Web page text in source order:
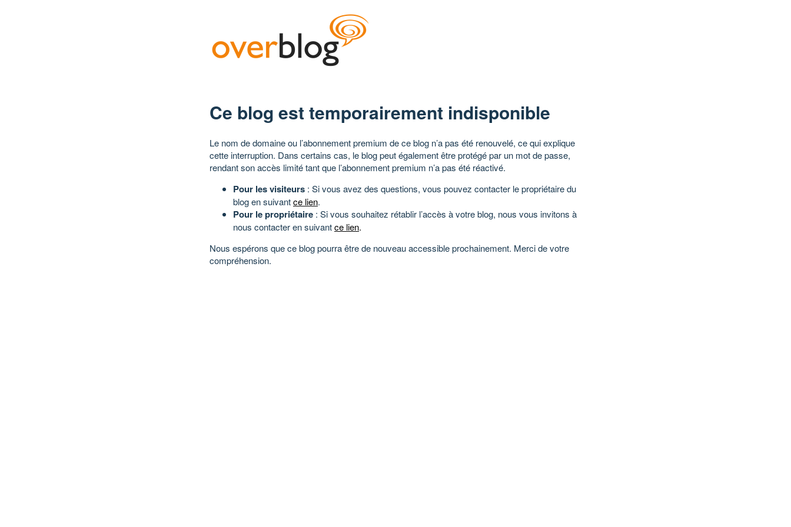
Ce blog est temporairement indisponible
Le nom de domaine ou l’abonnement premium de ce blog n’a pas été renouvelé, ce qui explique
cette interruption. Dans certains cas, le blog peut également être protégé par un mot de passe,
rendant son accès limité tant que l’abonnement premium n’a pas été réactivé.
Pour les visiteurs : Si vous avez des questions, vous pouvez contacter le propriétaire du
blog en suivantce lien.
Pour le propriétaire : Si vous souhaitez rétablir l’accès à votre blog, nous vous invitons à
nous contacter en suivantce lien.
Nous espérons que ce blog pourra être de nouveau accessible prochainement. Merci de votre
compréhension.